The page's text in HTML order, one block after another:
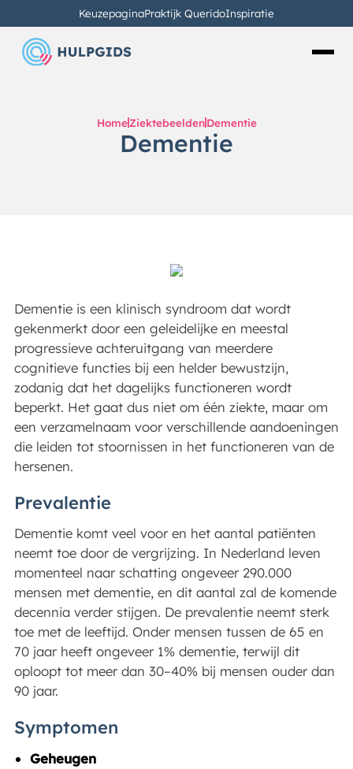
KeuzepaginaPraktijk QueridoInspiratie
Home Ziektebeelden Dementie
Dementie
Dementie is een klinisch syndroom dat wordt
gekenmerkt door een geleidelijke en meestal
progressieve achteruitgang van meerdere
cognitieve functies bij een helder bewustzijn,
zodanig dat het dagelijks functioneren wordt
beperkt. Het gaat dus niet om één ziekte, maar om
een verzamelnaam voor verschillende aandoeningen
die leiden tot stoornissen in het functioneren van de
hersenen.
Prevalentie
Dementie komt veel voor en het aantal patiënten
neemt toe door de vergrijzing. In Nederland leven
momenteel naar schatting ongeveer 290.000
mensen met dementie, en dit aantal zal de komende
decennia verder stijgen. De prevalentie neemt sterk
toe met de leeftijd. Onder mensen tussen de 65 en
70 jaar heeft ongeveer 1% dementie, terwijl dit
oploopt tot meer dan 30–40% bij mensen ouder dan
90 jaar.
Symptomen
Geheugen